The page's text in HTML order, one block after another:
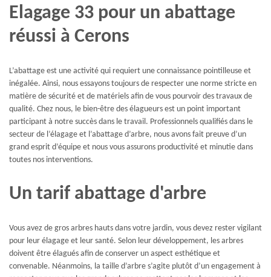
Elagage 33 pour un abattage
réussi à Cerons
L’abattage est une activité qui requiert une connaissance pointilleuse et
inégalée. Ainsi, nous essayons toujours de respecter une norme stricte en
matière de sécurité et de matériels afin de vous pourvoir des travaux de
qualité. Chez nous, le bien-être des élagueurs est un point important
participant à notre succès dans le travail. Professionnels qualifiés dans le
secteur de l’élagage et l’abattage d’arbre, nous avons fait preuve d’un
grand esprit d’équipe et nous vous assurons productivité et minutie dans
toutes nos interventions.
Un tarif abattage d'arbre
Vous avez de gros arbres hauts dans votre jardin, vous devez rester vigilant
pour leur élagage et leur santé. Selon leur développement, les arbres
doivent être élagués afin de conserver un aspect esthétique et
convenable. Néanmoins, la taille d’arbre s’agite plutôt d’un engagement à